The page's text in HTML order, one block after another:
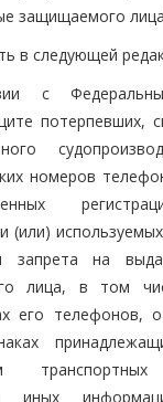
защищаемого
в следующей
с
потерпевших,
номеров
(или)
запрета на
лица, в том
его телефонов, о
иных